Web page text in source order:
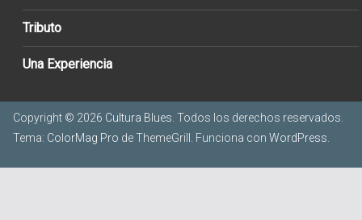
Tributo
Una Experiencia
Copyright © 2026 Cultura Blues . Todos los derechos reservados.
Tema: ColorMag Pro de ThemeGrill. Funciona con WordPress